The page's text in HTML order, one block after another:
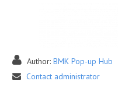
Author: BMK Pop-up Hub
Contact administrator